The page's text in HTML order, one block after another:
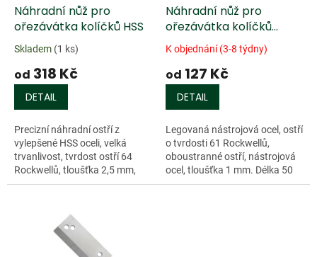
d
u
Náhradní nůž pro
ořezávátka kolíčků HSS
Skladem (1 ks)
od 318 Kč
DETAIL
Precizní náhradní ostří z
vylepšené HSS oceli, velká
trvanlivost, tvrdost ostří 64
Rockwellů, tloušťka 2,5 mm,
jednostranné ostří. Délka 50
Náhradní nůž pro
ořezávátka kolíčků
Standard
K objednání (3-8 týdny)
od 127 Kč
DETAIL
Legovaná nástrojová ocel, ostří
o tvrdosti 61 Rockwellů,
oboustranné ostří, nástrojová
ocel, tloušťka 1 mm. Délka 50
nebo 80 mm.